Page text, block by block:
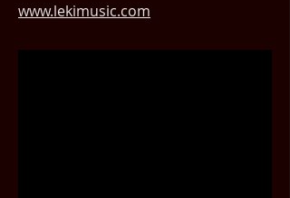
www.lekimusic.com